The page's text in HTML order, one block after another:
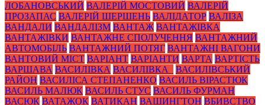
ЛОБАНОВСЬКИЙ ВАЛЕРІЙ МОСТОВИЙ ВАЛЕРІЙ
ПРОЗАПАС ВАЛЕРІЙ ШЕРШЕНЬ ВАЛІДАТОР ВАЛІЗА
ВАНДАЛИ ВАНДАЛІЗМ ВАНТАЖ ВАНТАЖІВКА
ВАНТАЖІВКИ ВАНТАЖНЕ СПОЛУЧЕННЯ ВАНТАЖНИЙ
АВТОМОБІЛЬ ВАНТАЖНИЙ ПОТЯГ ВАНТАЖНІ ВАГОНИ
ВАНТОВИЙ МІСТ ВАРІАНТ ВАРІАНТИ ВАРТА ВАРТІСТЬ
ВАРШАВА ВАСИЛІВКА ВАСИЛІВКА_
ВАСИЛІВСЬКИЙ
РАЙОН ВАСИЛІСА СТЕПАНЕНКО ВАСИЛЬ ВІРАСТЮК
ВАСИЛЬ МАЛЮК ВАСИЛЬ СТУС ВАСИЛЬ ФУРМАН
ВАСЮК ВАТАЖОК ВАТИКАН ВАШИНГТОН ВБИВСТВО